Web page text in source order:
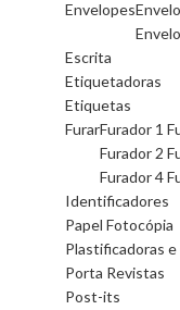
Envelopes
Escrita
Etiquetadoras
Etiquetas
FurarFurador 1
Furador 2
Furador 4
Identificadores
Papel Fotocópia
Plastificadoras
Porta Revistas
Post-its